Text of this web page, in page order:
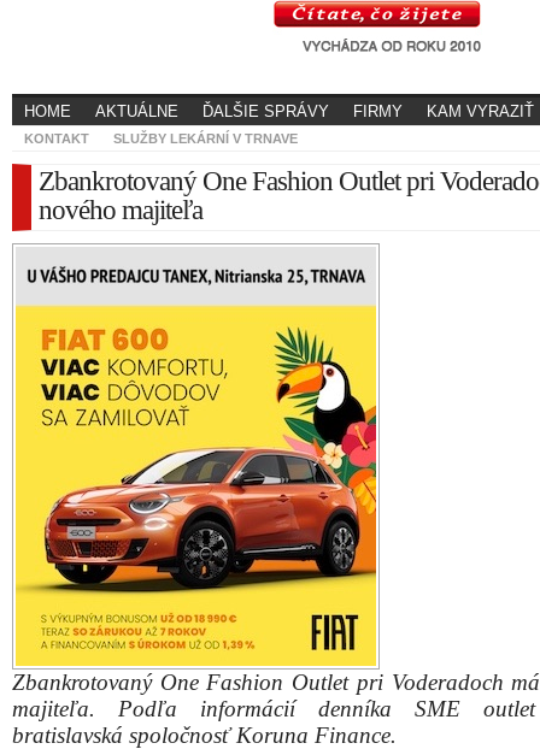
HOME AKTUÁLNE ĎALŠIE SPRÁVY FIRMY KAM VYRAZIŤ
KONTAKT SLUŽBY LEKÁRNÍ V TRNAVE
Zbankrotovaný One Fashion Outlet pri
nového majiteľa
Zbankrotovaný One Fashion Outlet pri Voderadoch
majiteľa. Podľa informácií denníka SME
bratislavská spoločnosť Koruna Finance.